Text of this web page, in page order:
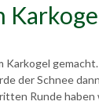
der Schnee
Runde